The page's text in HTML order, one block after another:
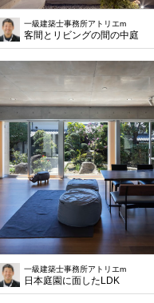
一級建築士事務所アトリエm
客間とリビングの間の中庭
一級建築士事務所アトリエm
日本庭園に面したLDK